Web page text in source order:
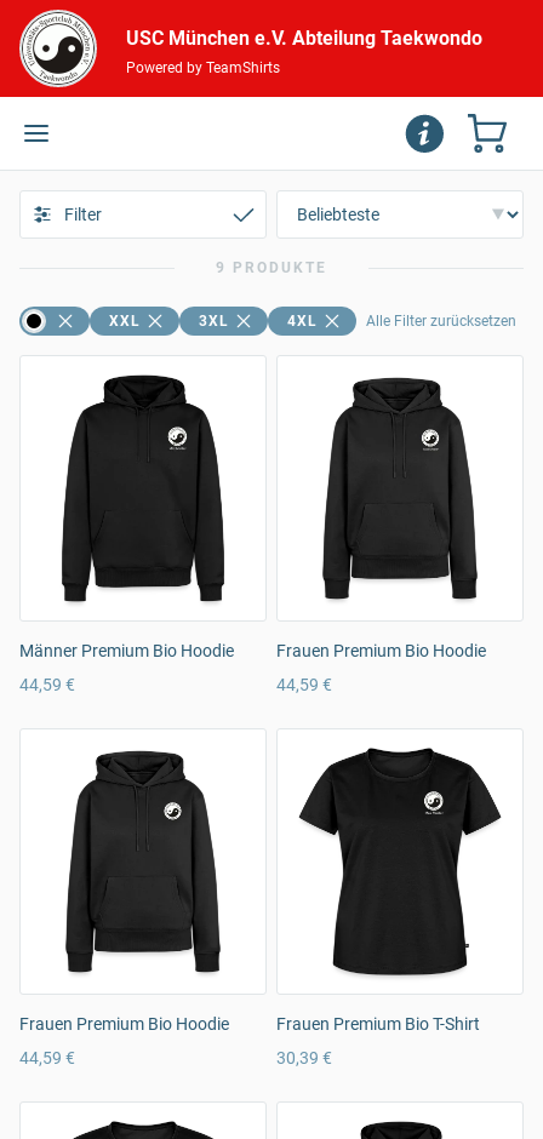
USC München e.V. Abteilung Taekwondo
Powered by TeamShirts
Filter
9 PRODUKTE
XXL 3XL 4XL Alle Filter zurücksetzen
Männer Premium Bio Hoodie
44,59 €
Frauen Premium Bio Hoodie
44,59 €
Frauen Premium Bio Hoodie
44,59 €
Frauen Premium Bio T-Shirt
30,39 €